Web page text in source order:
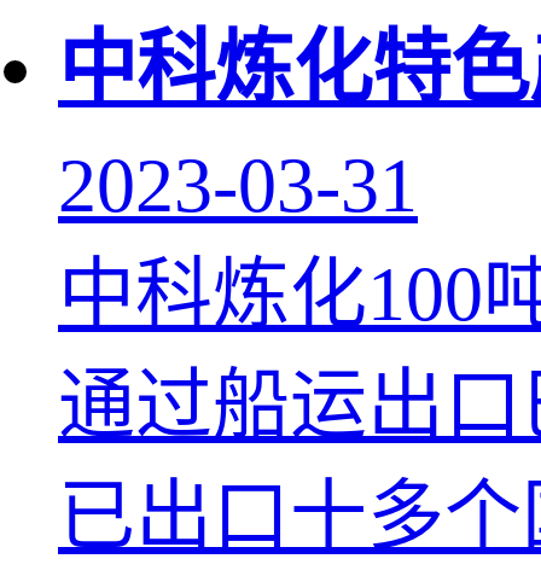
中科炼化特
2023-03-31
中科炼化100
通过船运出
已出口十多